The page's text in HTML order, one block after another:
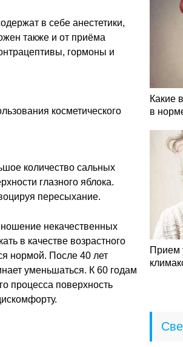
в себе анестетики,
также и от приёма
гормоны и
косметического
количество сальных
глазного яблока.
пересыхание.
некачественных
в качестве возрастного
нормой. После 40 лет
уменьшаться. К 60 годам
процесса поверхность
Какие
в
Прием